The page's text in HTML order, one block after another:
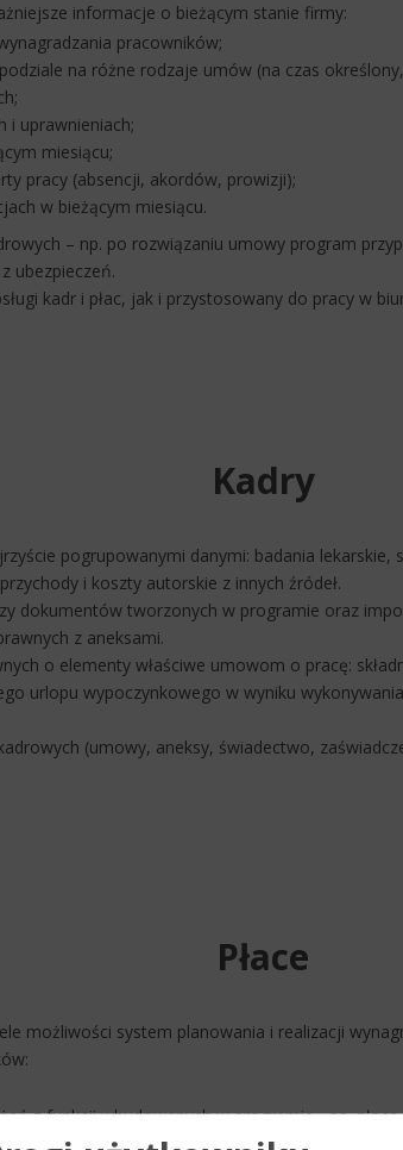
informacje o bieżącym stanie firmy:
pracowników;
na różne rodzaje umów (na czas
i uprawnieniach;
miesiącu;
pracy (absencji, akordów, prowizji);
w bieżącym miesiącu.
– np. po rozwiązaniu umowy program
ubezpieczeń.
kadr i płac, jak i przystosowany do pracy w
Kadry
pogrupowanymi danymi: badania
i koszty autorskie z innych źródeł.
dokumentów tworzonych w programie oraz
z aneksami.
o elementy właściwe umowom o pracę:
urlopu wypoczynkowego w wyniku
(umowy, aneksy, świadectwo,
Płace
możliwości system planowania i realizacji
z funkcji wbudowanych w programie - np.
godzin nadliczbowych, wartość innego